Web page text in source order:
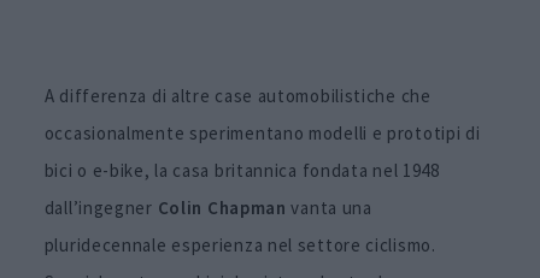
A differenza di altre case automobilistiche che
occasionalmente sperimentano modelli e prototipi di
bici o e-bike, la casa britannica fondata nel 1948
dall’ingegner Colin Chapman vanta una
pluridecennale esperienza nel settore ciclismo.